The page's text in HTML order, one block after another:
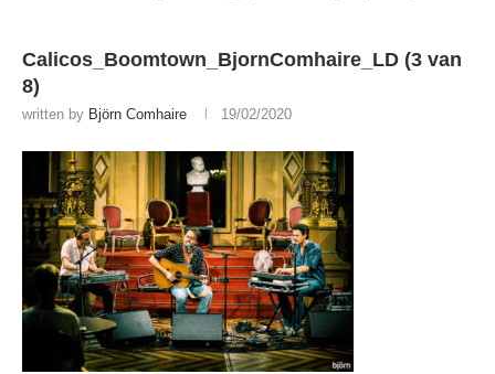
Calicos_Boomtown_BjornComhaire_LD (3 van
8)
written by Björn Comhaire 19/02/2020